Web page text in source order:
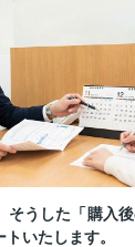
そうした「購入
いたします。